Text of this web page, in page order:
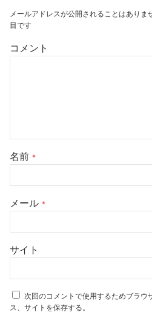
メールアドレスが公開されることはありま
目です
コメント
名前 *
メール *
サイト
次回のコメントで使用するためブラウ
ス、サイトを保存する。